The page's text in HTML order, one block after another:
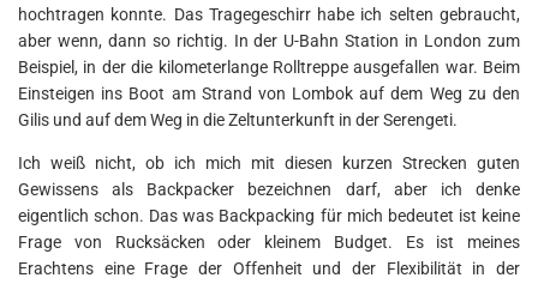
hochtragen konnte. Das Tragegeschirr habe ich selten gebraucht,
aber wenn, dann so richtig. In der U-Bahn Station in London zum
Beispiel, in der die kilometerlange Rolltreppe ausgefallen war. Beim
Einsteigen ins Boot am Strand von Lombok auf dem Weg zu den
Gilis und auf dem Weg in die Zeltunterkunft in der Serengeti.
Ich weiß nicht, ob ich mich mit diesen kurzen Strecken guten
Gewissens als Backpacker bezeichnen darf, aber ich denke
eigentlich schon. Das was Backpacking für mich bedeutet ist keine
Frage von Rucksäcken oder kleinem Budget. Es ist meines
Erachtens eine Frage der Offenheit und der Flexibilität in der